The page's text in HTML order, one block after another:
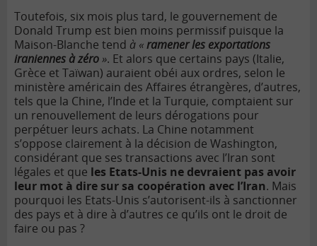
Toutefois, six mois plus tard, le gouvernement de
Donald Trump est bien moins permissif puisque la
Maison-Blanche tend à «ramener les exportations
iraniennes à zéro». Et alors que certains pays (Italie,
Grèce et Taïwan) auraient obéi aux ordres, selon le
ministère américain des Affaires étrangères, d’autres,
tels que la Chine, l’Inde et la Turquie, comptaient sur
un renouvellement de leurs dérogations pour
perpétuer leurs achats. La Chine notamment
s’oppose clairement à la décision de Washington,
considérant que ses transactions avec l’Iran sont
légales et que les Etats-Unis ne devraient pas avoir
leur mot à dire sur sa coopération avec l’Iran. Mais
pourquoi les Etats-Unis s’autorisent-ils à sanctionner
des pays et à dire à d’autres ce qu’ils ont le droit de
faire ou pas ?